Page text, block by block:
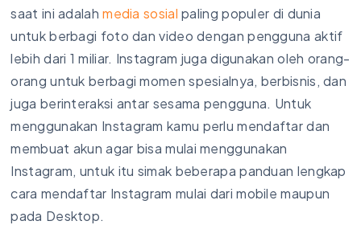
saat ini adalahmedia sosialpaling populer di dunia
untuk berbagi foto dan video dengan pengguna aktif
lebih dari 1 miliar. Instagram juga digunakan oleh orang-
orang untuk berbagi momen spesialnya, berbisnis, dan
juga berinteraksi antar sesama pengguna. Untuk
menggunakan Instagram kamu perlu mendaftar dan
membuat akun agar bisa mulai menggunakan
Instagram, untuk itu simak beberapa panduan lengkap
cara mendaftar Instagram mulai dari mobile maupun
pada Desktop.